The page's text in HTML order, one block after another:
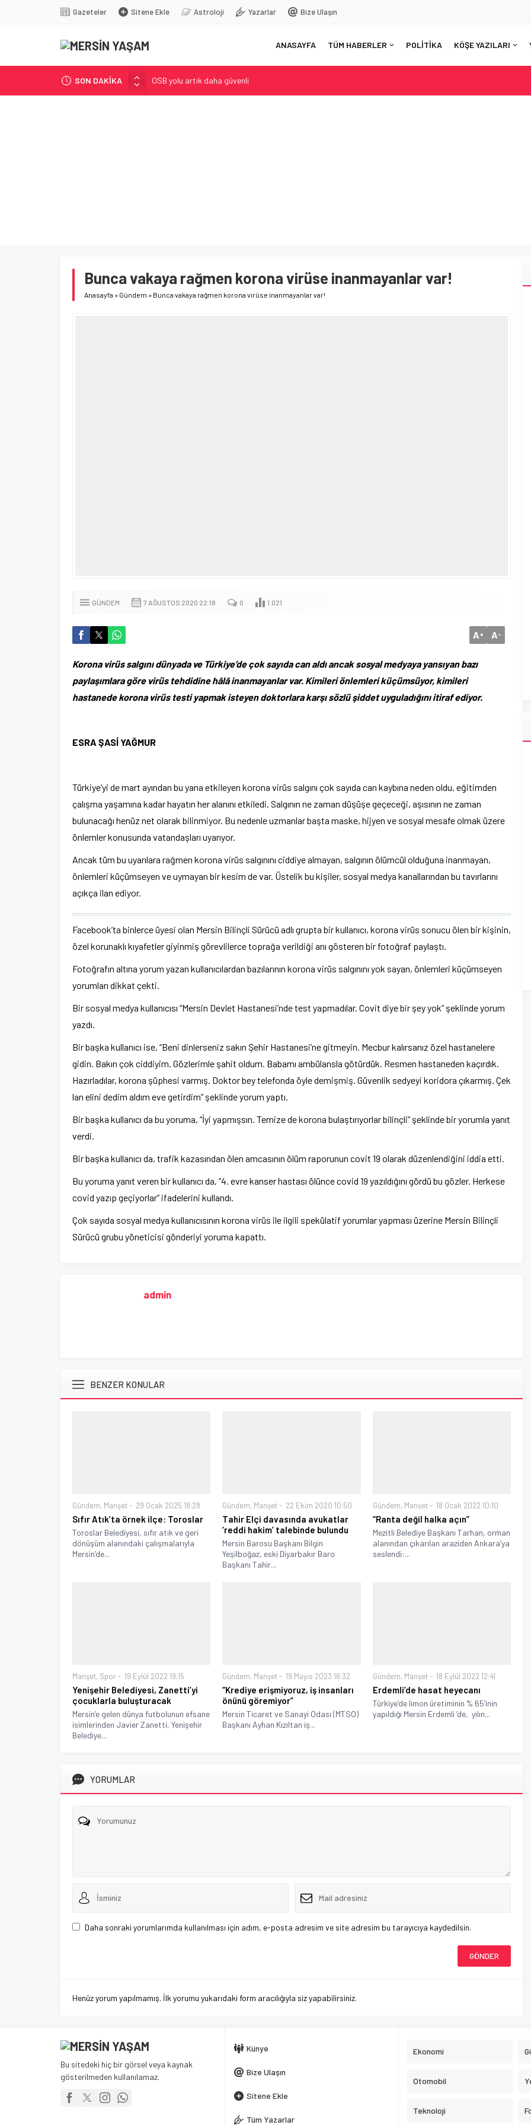
Gazeteler Sitene Ekle Astroloji Yazarlar Bize Ulaşın
ANASAYFA TÜM HABERLER POLİTİKA KÖŞE YAZILARI
SON DAKİKA
OSB yolu artık daha güvenli
Akdeniz’i feda etmeyin!
Bunca vakaya rağmen korona virüse inanmayanlar var!
Anasayfa » Gündem » Bunca vakaya rağmen korona virüse inanmayanlar var!
GÜNDEM 7 AĞUSTOS 2020 22:18 0 1.021
A+ A-
Korona virüs salgını dünyada ve Türkiye’de çok sayıda can aldı ancak sosyal medyaya yansıyan bazı
paylaşımlara göre virüs tehdidine hâlâ inanmayanlar var. Kimileri önlemleri küçümsüyor, kimileri
hastanede korona virüs testi yapmak isteyen doktorlara karşı sözlü şiddet uyguladığını itiraf ediyor.
ESRA ŞASİ YAĞMUR
Türkiye’yi de mart ayından bu yana etkileyen korona virüs salgını çok sayıda can kaybına neden oldu, eğitimden
çalışma yaşamına kadar hayatın her alanını etkiledi. Salgının ne zaman düşüşe geçeceği, aşısının ne zaman
bulunacağı henüz net olarak bilinmiyor. Bu nedenle uzmanlar başta maske, hijyen ve sosyal mesafe olmak üzere
önlemler konusunda vatandaşları uyarıyor.
Ancak tüm bu uyarılara rağmen korona virüs salgınını ciddiye almayan, salgının ölümcül olduğuna inanmayan,
önlemleri küçümseyen ve uymayan bir kesim de var. Üstelik bu kişiler, sosyal medya kanallarından bu tavırlarını
açıkça ilan ediyor.
Facebook’ta binlerce üyesi olan Mersin Bilinçli Sürücü adlı grupta bir kullanıcı, korona virüs sonucu ölen bir kişinin,
özel korunaklı kıyafetler giyinmiş görevlilerce toprağa verildiği anı gösteren bir fotoğraf paylaştı.
Fotoğrafın altına yorum yazan kullanıcılardan bazılarının korona virüs salgınını yok sayan, önlemleri küçümseyen
yorumları dikkat çekti.
Bir sosyal medya kullanıcısı “Mersin Devlet Hastanesi’nde test yapmadılar. Covit diye bir şey yok” şeklinde yorum
yazdı.
Bir başka kullanıcı ise, “Beni dinlerseniz sakın Şehir Hastanesi’ne gitmeyin. Mecbur kalırsanız özel hastanelere
gidin. Bakın çok ciddiyim. Gözlerimle şahit oldum. Babamı ambülansla götürdük. Resmen hastaneden kaçırdık.
Hazırladılar, korona şüphesi varmış. Doktor bey telefonda öyle demişmiş. Güvenlik sedyeyi koridora çıkarmış. Çek
lan elini dedim aldım eve getirdim” şeklinde yorum yaptı.
Bir başka kullanıcı da bu yoruma, “İyi yapmışsın. Temize de korona bulaştırıyorlar bilinçli” şeklinde bir yorumla yanıt
verdi.
Bir başka kullanıcı da, trafik kazasından ölen amcasının ölüm raporunun covit 19 olarak düzenlendiğini iddia etti.
Bu yoruma yanıt veren bir kullanıcı da, “4. evre kanser hastası ölünce covid 19 yazıldığını gördü bu gözler. Herkese
covid yazıp geçiyorlar” ifadelerini kullandı.
Çok sayıda sosyal medya kullanıcısının korona virüs ile ilgili spekülatif yorumlar yapması üzerine Mersin Bilinçli
Sürücü grubu yöneticisi gönderiyi yoruma kapattı.
admin
BENZER KONULAR
Gündem, Manşet 29 Ocak 2025 18:28
Sıfır Atık’ta örnek ilçe: Toroslar
Toroslar Belediyesi, sıfır atık ve geri
dönüşüm alanındaki çalışmalarıyla
Mersin’de...
Gündem, Manşet 22 Ekim 2020 10:50
Tahir Elçi davasında avukatlar
‘reddi hakim’ talebinde bulundu
Mersin Barosu Başkanı Bilgin
Yeşilboğaz, eski Diyarbakır Baro
Başkanı Tahir...
Gündem, Manşet 18 Ocak 2022 10:10
“Ranta değil halka açın”
Mezitli Belediye Başkanı Tarhan, orman
alanından çıkarılan araziden Ankara’ya
seslendi:...
Manşet, Spor 19 Eylül 2022 19:15
Yenişehir Belediyesi, Zanetti’yi
çocuklarla buluşturacak
Mersin’e gelen dünya futbolunun efsane
isimlerinden Javier Zanetti, Yenişehir
Belediye...
Gündem, Manşet 19 Mayıs 2023 16:32
“Krediye erişmiyoruz, iş insanları
önünü göremiyor”
Mersin Ticaret ve Sanayi Odası (MTSO)
Başkanı Ayhan Kızıltan iş...
Gündem, Manşet 18 Eylül 2022 12:41
Erdemli’de hasat heyecanı
Türkiye’de limon üretiminin % 65’inin
yapıldığı Mersin Erdemli ‘de, yılın...
YORUMLAR
Daha sonraki yorumlarımda kullanılması için adım, e-posta adresim ve site adresim bu tarayıcıya kaydedilsin.
Henüz yorum yapılmamış. İlk yorumu yukarıdaki form aracılığıyla siz yapabilirsiniz.
Bu sitedeki hiç bir görsel veya kaynak
gösterilmeden kullanılamaz.
Künye
Bize Ulaşın
Sitene Ekle
Tüm Yazarlar
Ekonomi
Otomobil
Teknoloji